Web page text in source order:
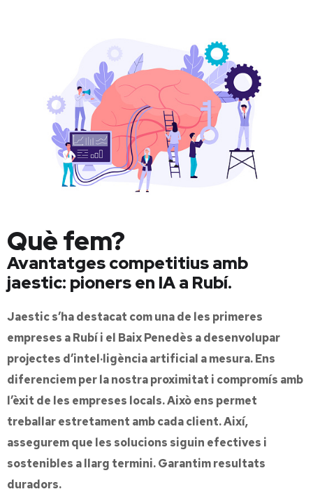
Què fem?
Avantatges competitius amb
jaestic: pioners en IA a Rubí.
Jaestic s’ha destacat com una de les primeres
empreses a Rubí i el Baix Penedès a desenvolupar
projectes d’intel·ligència artificial a mesura. Ens
diferenciem per la nostra proximitat i compromís amb
l’èxit de les empreses locals. Això ens permet
treballar estretament amb cada client. Així,
assegurem que les solucions siguin efectives i
sostenibles a llarg termini. Garantim resultats
duradors.